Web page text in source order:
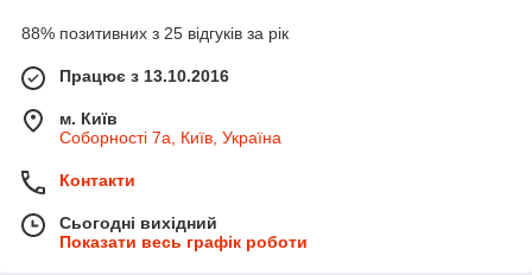
88% позитивних з 25 відгуків за рік
Працює з 13.10.2016
м. Київ
Соборності 7а, Київ, Україна
Контакти
Сьогодні вихідний
Показати весь графік роботи